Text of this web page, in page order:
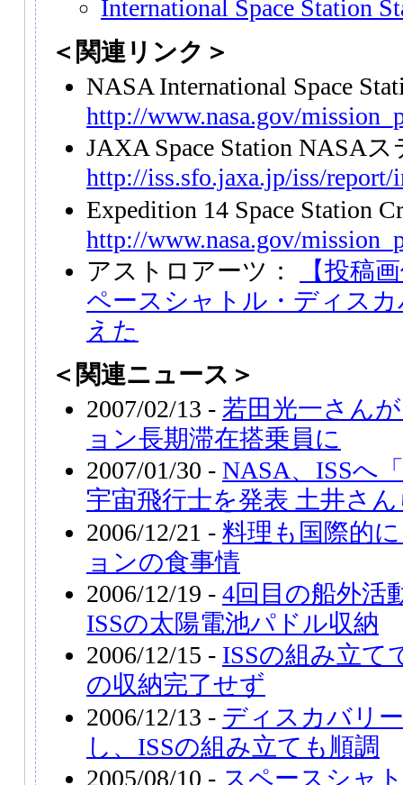
International Space Station
＜関連リンク＞
NASA International Space
http://www.nasa.gov/
JAXA Space Station NASA
http://iss.sfo.jaxa.jp/iss/report/
Expedition 14 Space Station
http://www.nasa.gov/
アストロアーツ：
【投稿
ペースシャトル・ディス
えた
＜関連ニュース＞
2007/02/13 - 若田光一さん
ョン長期滞在搭乗員に
2007/01/30 - NASA、ISSへ
宇宙飛行士を発表 土井さ
2006/12/21 - 料理も国際的
ョンの食事情
2006/12/19 - 4回目の船外活
ISSの太陽電池パドル収納
2006/12/15 - ISSの組み立て
の収納完了せず
2006/12/13 - ディスカバリ
し、ISSの組み立ても順調
2005/08/10 - スペースシャ